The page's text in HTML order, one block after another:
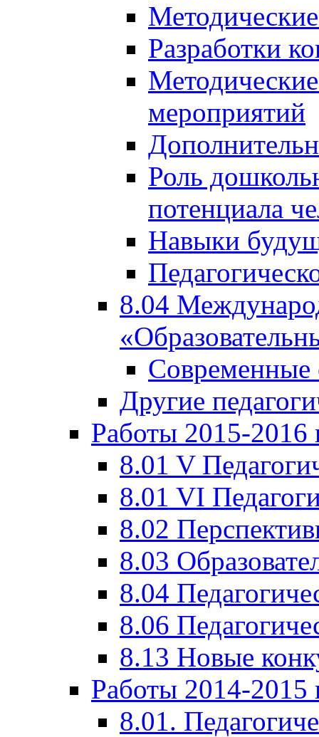
Разработки
мероприятий
Роль
потенциала
Навыки
8.04
Современные
Другие
Работы 2015-2016
8.01 V
8.01 VI
8.02
8.03
8.04
8.06
8.13 Новые
Работы 2014-2015
8.01.